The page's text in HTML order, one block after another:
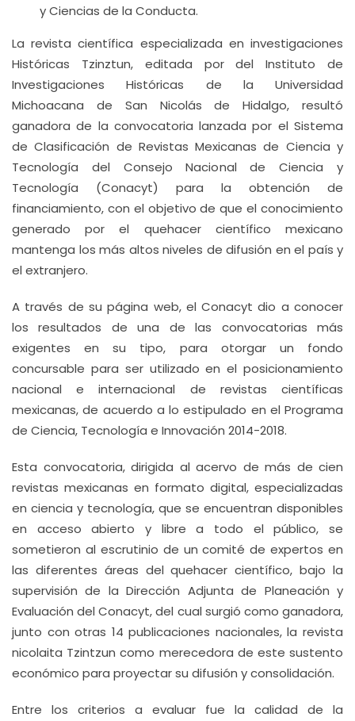
y Ciencias de la Conducta.
La revista científica especializada en investigaciones
Históricas Tzinztun, editada por del Instituto de
Investigaciones Históricas de la Universidad
Michoacana de San Nicolás de Hidalgo, resultó
ganadora de la convocatoria lanzada por el Sistema
de Clasificación de Revistas Mexicanas de Ciencia y
Tecnología del Consejo Nacional de Ciencia y
Tecnología (Conacyt) para la obtención de
financiamiento, con el objetivo de que el conocimiento
generado por el quehacer científico mexicano
mantenga los más altos niveles de difusión en el país y
el extranjero.
A través de su página web, el Conacyt dio a conocer
los resultados de una de las convocatorias más
exigentes en su tipo, para otorgar un fondo
concursable para ser utilizado en el posicionamiento
nacional e internacional de revistas científicas
mexicanas, de acuerdo a lo estipulado en el Programa
de Ciencia, Tecnología e Innovación 2014-2018.
Esta convocatoria, dirigida al acervo de más de cien
revistas mexicanas en formato digital, especializadas
en ciencia y tecnología, que se encuentran disponibles
en acceso abierto y libre a todo el público, se
sometieron al escrutinio de un comité de expertos en
las diferentes áreas del quehacer científico, bajo la
supervisión de la Dirección Adjunta de Planeación y
Evaluación del Conacyt, del cual surgió como ganadora,
junto con otras 14 publicaciones nacionales, la revista
nicolaita Tzintzun como merecedora de este sustento
económico para proyectar su difusión y consolidación.
Entre los criterios a evaluar fue la calidad de la